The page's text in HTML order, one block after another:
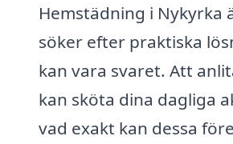
Hemstädning i Nykyrka
söker efter praktiska
kan vara svaret. Att
kan sköta dina dagliga
vad exakt kan dessa